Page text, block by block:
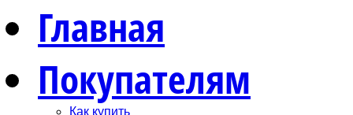
Главная
Покупателям
Как купить